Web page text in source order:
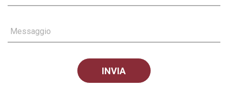
Messaggio